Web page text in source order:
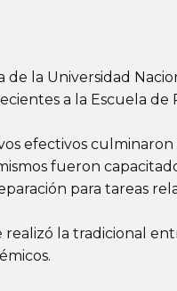
la Universidad
a la Escuela
efectivos
fueron
para tareas
la tradicional